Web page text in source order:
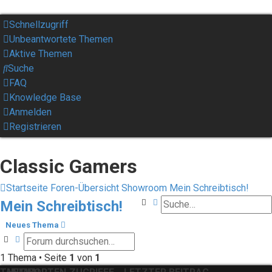
Schnellzugriff
Unbeantwortete Themen
Aktive Themen
Suche
FAQ
Knowledge Base
Anmelden
Registrieren
Classic Gamers
Startseite Foren-Übersicht Showroom Mein Schreibtisch!
SucheErweiterte Suche
Mein Schreibtisch!
Neues Thema
SucheErweiterte Suche
1 Thema • Seite 1 von 1